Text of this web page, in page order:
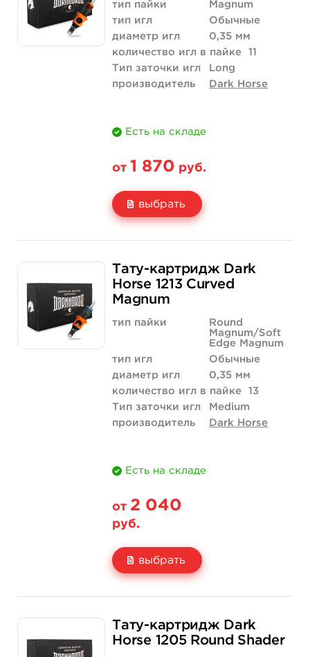
Количество купить
тип пайки
Magnum
тип игл
Обычные
диаметр игл
0,35 мм
количество игл в пайке
11
Тип заточки игл
Long
производитель
Dark Horse
Есть на складе
от 1 870 руб.
выбрать
Количество
1 870 руб.
купить
Тату-картридж Dark
Horse 1213 Curved
Magnum
тип пайки
Round
Magnum/Soft
Edge Magnum
тип игл
Обычные
диаметр игл
0,35 мм
количество игл в пайке
13
Тип заточки игл
Medium
производитель
Dark Horse
Есть на складе
от 2 040
руб.
выбрать
2 040 руб.
Тату-картридж Dark
Horse 1205 Round Shader